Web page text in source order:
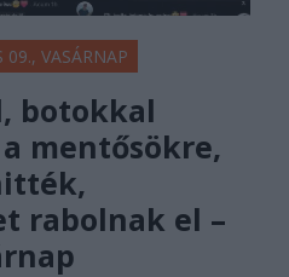
09., VASÁRNAP
botokkal
mentősökre,
rabolnak el –